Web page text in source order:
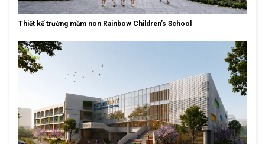
Thiết kế trường mầm non Rainbow Children’s School